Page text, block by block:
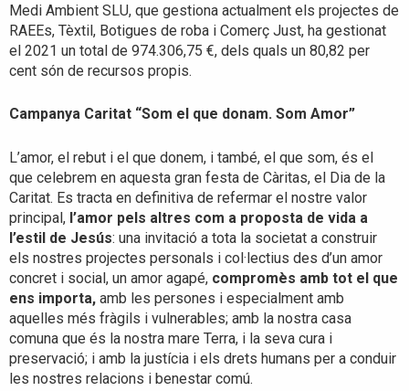
Medi Ambient SLU, que gestiona actualment els projectes de
RAEEs, Tèxtil, Botigues de roba i Comerç Just, ha gestionat
el 2021 un total de 974.306,75 €, dels quals un 80,82 per
cent són de recursos propis.
Campanya Caritat “Som el que donam. Som Amor”
L’amor, el rebut i el que donem, i també, el que som, és el
que celebrem en aquesta gran festa de Càritas, el Dia de la
Caritat. Es tracta en definitiva de refermar el nostre valor
principal, l’amor pels altres com a proposta de vida a
l’estil de Jesús: una invitació a tota la societat a construir
els nostres projectes personals i col·lectius des d’un amor
concret i social, un amor agapé, compromès amb tot el que
ens importa, amb les persones i especialment amb
aquelles més fràgils i vulnerables; amb la nostra casa
comuna que és la nostra mare Terra, i la seva cura i
preservació; i amb la justícia i els drets humans per a conduir
les nostres relacions i benestar comú.